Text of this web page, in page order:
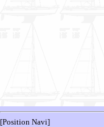
[Position Navi]